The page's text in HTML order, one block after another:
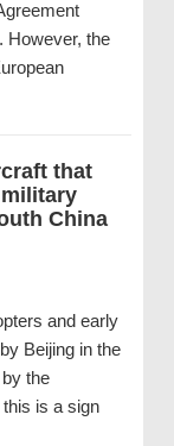
However, the
that
China
and early
Beijing in the
the
is a sign